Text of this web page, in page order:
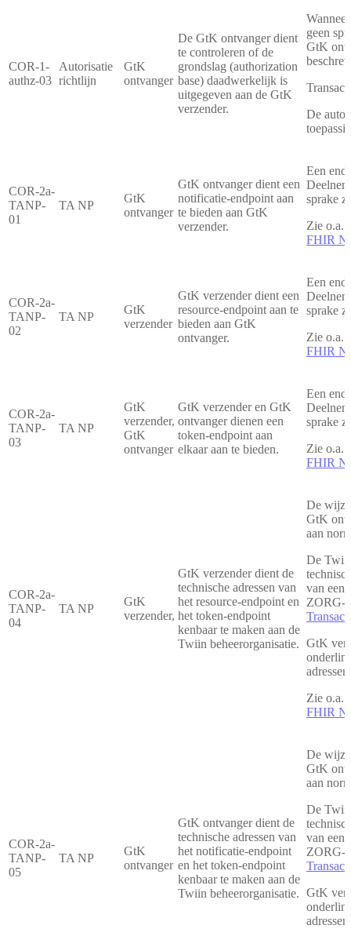
COR-1-
authz-03
Autorisatie
richtlijn
GtK
ontvanger
De GtK ontvanger dient
te controleren of de
grondslag (authorization
base) daadwerkelijk is
uitgegeven aan de GtK
verzender.
geen
GtK
De
COR-2a-
TANP-
01
TA NP
GtK
ontvanger
GtK ontvanger dient een
notificatie-endpoint aan
te bieden aan GtK
verzender.
Een
sprake
Zie o.a.
FHIR
COR-2a-
TANP-
02
TA NP
GtK
verzender
GtK verzender dient een
resource-endpoint aan te
bieden aan GtK
ontvanger.
Een
sprake
Zie o.a.
FHIR
COR-2a-
TANP-
03
TA NP
GtK
verzender,
GtK
ontvanger
GtK verzender en GtK
ontvanger dienen een
token-endpoint aan
elkaar aan te bieden.
Een
sprake
Zie o.a.
FHIR
COR-2a-
TANP-
04
TA NP
GtK
verzender,
GtK verzender dient de
technische adressen van
het resource-endpoint en
het token-endpoint
kenbaar te maken aan de
Twiin beheerorganisatie.
De wijze
GtK
aan
De
van een
ZORG-
GtK
Zie o.a.
FHIR
COR-2a-
TANP-
05
TA NP
GtK
ontvanger
GtK ontvanger dient de
technische adressen van
het notificatie-endpoint
en het token-endpoint
kenbaar te maken aan de
Twiin beheerorganisatie.
De wijze
GtK
aan
De
van een
ZORG-
GtK